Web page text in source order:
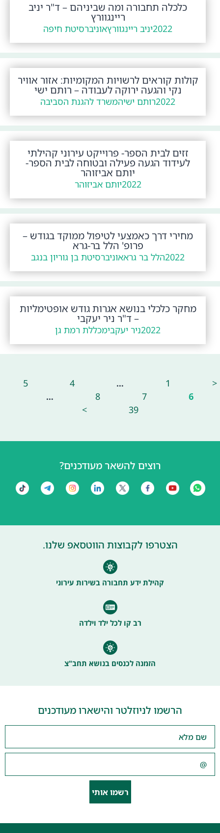
כלכלה תחבורה ומה שביניהם – ד"ר יניב
ריינגוורץ
2022יניב ריינגוורץאוניברסיטת חיפה
קולות קוראים לרשויות המקומיות: אזור אוויר
נקי והגעה ירוקה לעבודה – רותם ישי
2022רותם ישיהמשרד להגנת הסביבה
זזים לבית הספר- פרוייקט עירוני קהילתי
לעידוד הגעה פעילה ובטוחה לבית הספר-
יותם אביזוהר
2022יותם אביזוהר
מחירי דרך כאמצעי לטיפול ממוקד בגודש –
פרופ' הלל בר-גרא
2022הלל בר גראאוניברסיטת בן גוריון בנגב
מחקר כלכלי בנושא אגרות גודש אופטימליות
– ד"ר ניר יעקבי
2022ניר יעקבימכללת רמת גן
<
1
…
4
5
6
7
8
…
39
>
רוצים להשאר מעודכנים?
הצטרפו לקבוצות הווטסאפ שלנו.
קהילת ידע תחבורה בשירות עירוני
רב קו לכל ילד וילדה
הזמנה לכנסים בנושא תחב"צ
הרשמו לניוזלטר והישארו מעודכנים
רשמו אותי